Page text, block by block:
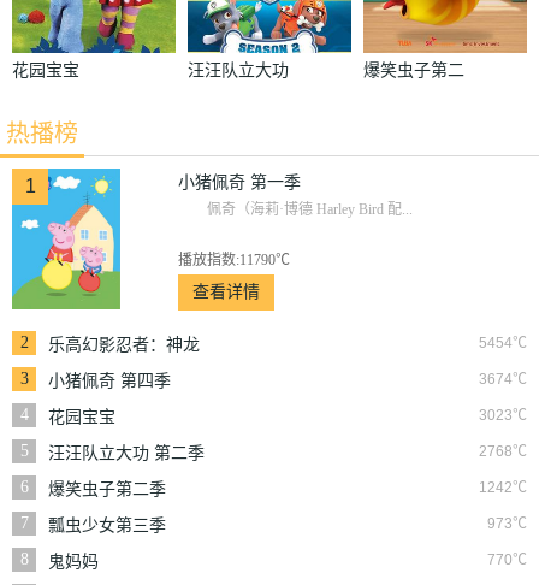
花园宝宝
汪汪队立大功
爆笑虫子第二
热播榜
1 小猪佩奇 第一季
佩奇（海莉·博德 Harley Bird 配...
播放指数:11790℃
查看详情
2 5454℃
乐高幻影忍者：神龙
崛起
3 3674℃
小猪佩奇 第四季
4
3023℃
花园宝宝
5
2768℃
汪汪队立大功 第二季
6
1242℃
爆笑虫子第二季
7
973℃
瓢虫少女第三季
8
770℃
鬼妈妈